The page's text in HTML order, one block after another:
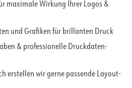
maximale Wirkung Ihrer Logos &
und Grafiken für brillanten Druck
& professionelle Druckdaten-
erstellen wir gerne passende Layout-